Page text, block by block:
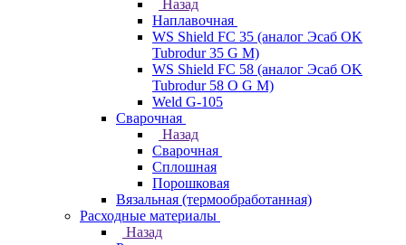
Назад
Наплавочная
WS Shield FC 35 (аналог Эсаб OK
Tubrodur 35 G M)
WS Shield FC 58 (аналог Эсаб OK
Tubrodur 58 O G M)
Weld G-105
Сварочная
Назад
Сварочная
Сплошная
Порошковая
Вязальная (термообработанная)
Расходные материалы
Назад